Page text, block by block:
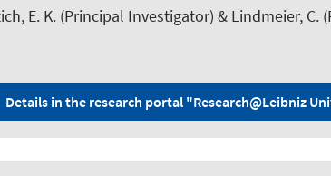
E. K. (Principal Investigator) & Lindmeier, C.
Details in the research portal "Research@Leibniz